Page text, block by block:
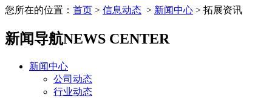
您所在的位置： 首页 > 信息动态 > 新闻中心 > 拓展资讯
新闻导航NEWS CENTER
新闻中心
公司动态
行业动态